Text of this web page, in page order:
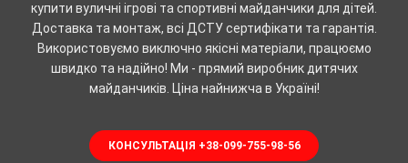
купити вуличні ігрові та спортивні майданчики для дітей.
Доставка та монтаж, всі ДСТУ сертифікати та гарантія.
Використовуємо виключно якісні матеріали, працюємо
швидко та надійно! Ми - прямий виробник дитячих
майданчиків. Ціна найнижча в Україні!
КОНСУЛЬТАЦІЯ +38-099-755-98-56